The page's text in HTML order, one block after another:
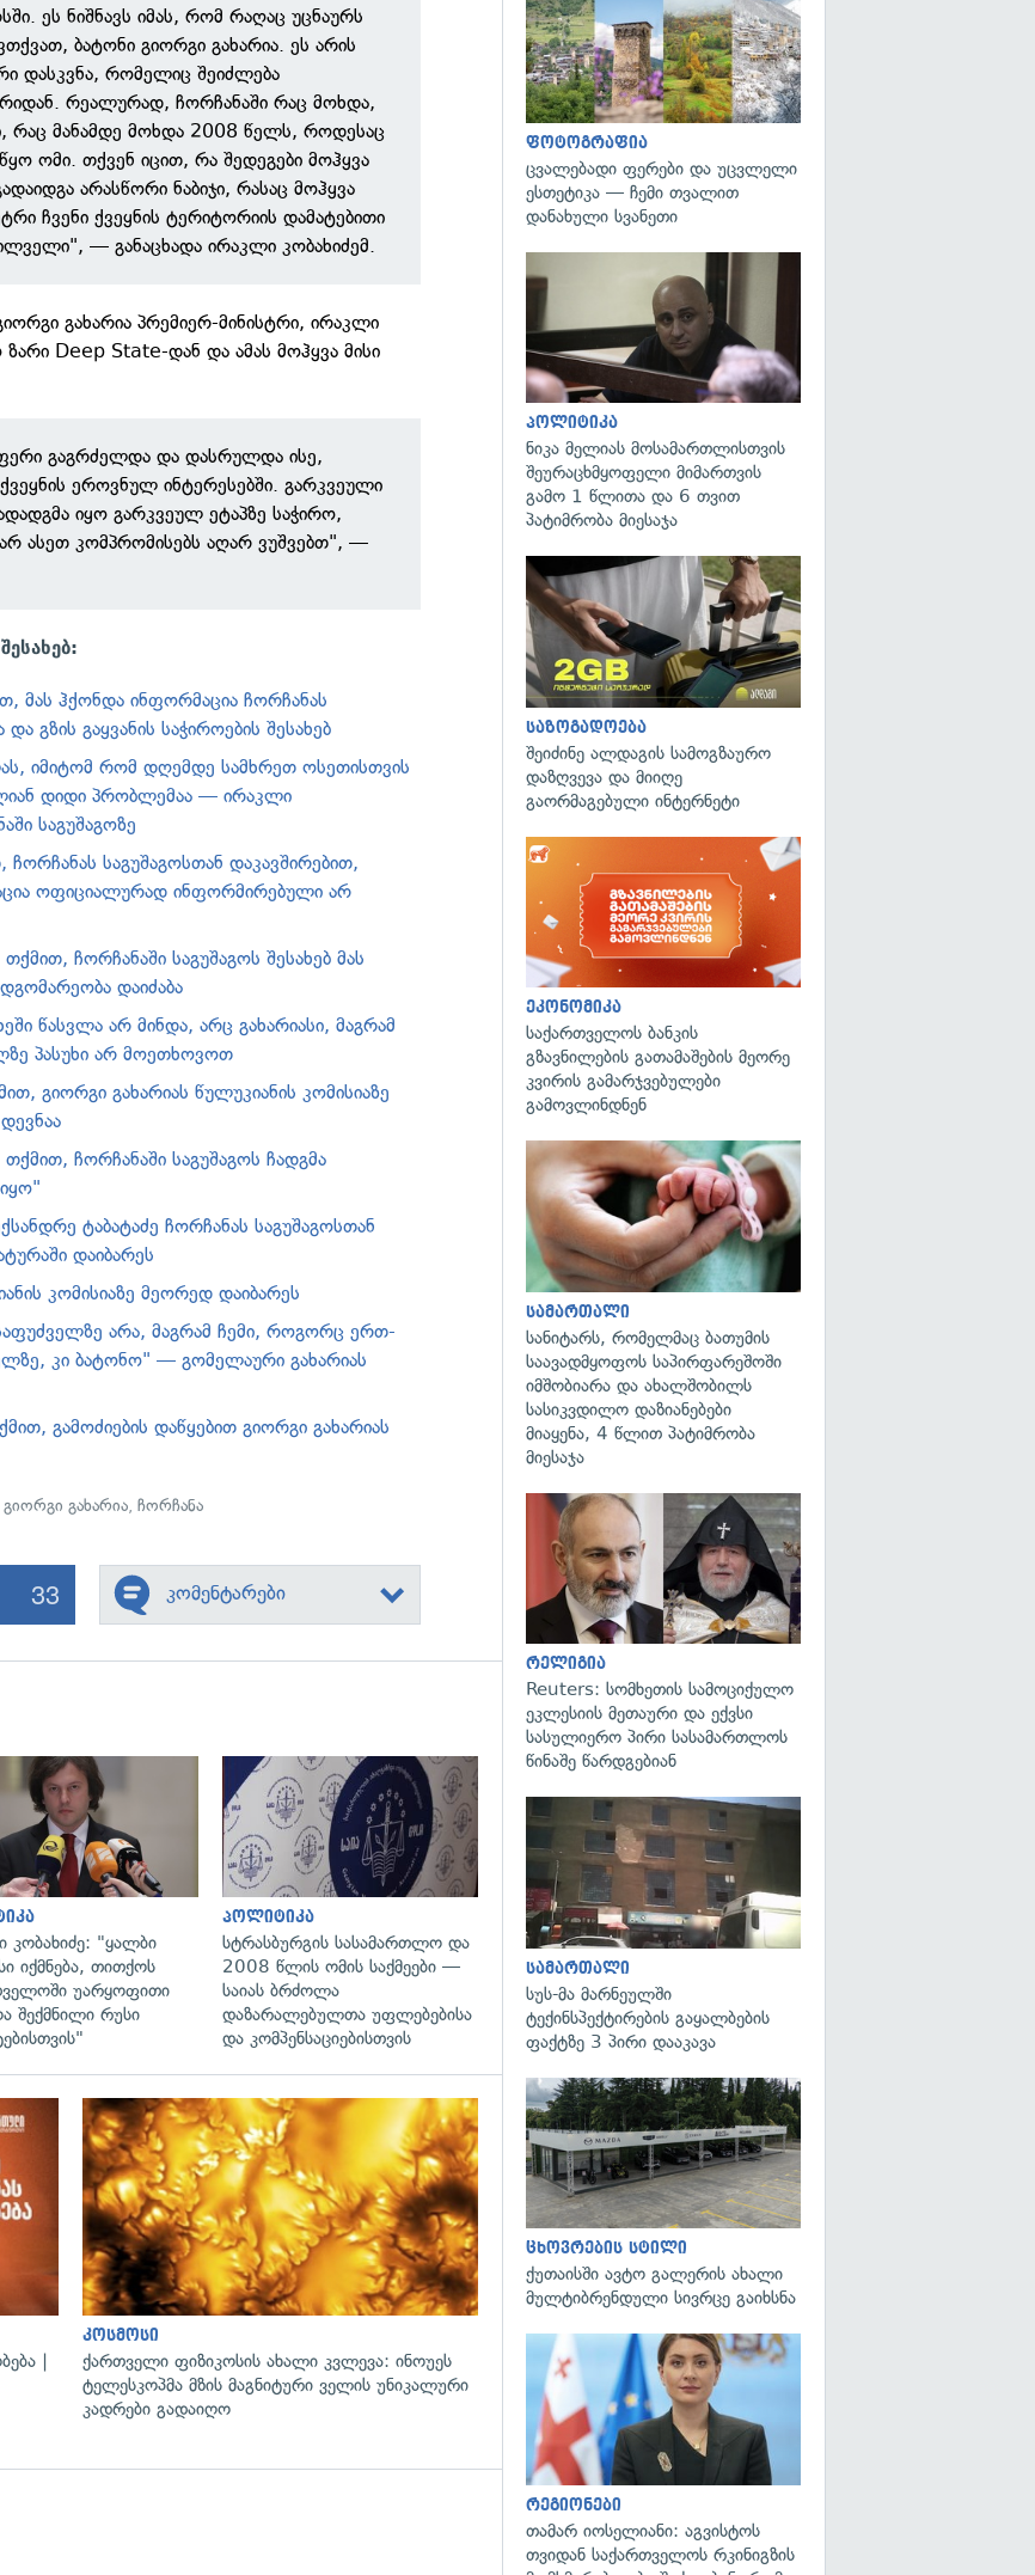
ეს ნიშნავს იმას, რომ რაღაც უცნაურს
ბატონი გიორგი გახარია. ეს არის
დასკვნა, რომელიც შეიძლება
რეალურად, ჩორჩანაში რაც მოხდა,
რაც მანამდე მოხდა 2008 წელს, როდესაც
ომი. თქვენ იცით, რა შედეგები მოჰყვა
არასწორი ნაბიჯი, რასაც მოჰყვა
ჩვენი ქვეყნის ტერიტორიის დამატებითი
— განაცხადა ირაკლი კობახიძემ.
გახარია პრემიერ-მინისტრი, ირაკლი
ზარი Deep State-დან და ამას მოჰყვა მისი
გაგრძელდა და დასრულდა ისე,
ეროვნულ ინტერესებში. გარკვეული
იყო გარკვეულ ეტაპზე საჭირო,
ასეთ კომპრომისებს აღარ ვუშვებთ", —
მას ჰქონდა ინფორმაცია ჩორჩანას
და გზის გაყვანის საჭიროების შესახებ
იმიტომ რომ დღემდე სამხრეთ ოსეთისთვის
დიდი პრობლემაა — ირაკლი
საგუშაგოზე
ჩორჩანას საგუშაგოსთან დაკავშირებით,
ოფიციალურად ინფორმირებული არ
ჩორჩანაში საგუშაგოს შესახებ მას
დაიძაბა
წასვლა არ მინდა, არც გახარიასი, მაგრამ
პასუხი არ მოეთხოვოთ
გიორგი გახარიას წულუკიანის კომისიაზე
ჩორჩანაში საგუშაგოს ჩადგმა
ტაბატაძე ჩორჩანას საგუშაგოსთან
დაიბარეს
კომისიაზე მეორედ დაიბარეს
არა, მაგრამ ჩემი, როგორც ერთ-
კი ბატონო" — გომელაური გახარიას
გამოძიების დაწყებით გიორგი გახარიას
გიორგი გახარია,ჩორჩანა
33 კომენტარები
გადახედვა
კობახიძე: "ყალბი
იქმნება, თითქოს
უარყოფითი
შექმნილი რუსი
პოლიტიკა
სტრასბურგის სასამართლო და
2008 წლის ომის საქმეები —
საიას ბრძოლა
დაზარალებულთა უფლებებისა
და კომპენსაციებისთვის
|
გადახედვა
კოსმოსი
ქართველი ფიზიკოსის ახალი კვლევა: ინოუეს
ტელესკოპმა მზის მაგნიტური ველის უნიკალური
კადრები გადაიღო
ფოტოგრაფია
ცვალებადი ფერები და უცვლელი
ესთეტიკა — ჩემი თვალით
დანახული სვანეთი
პოლიტიკა
ნიკა მელიას მოსამართლისთვის
შეურაცხმყოფელი მიმართვის
გამო 1 წლითა და 6 თვით
პატიმრობა მიესაჯა
საზოგადოება
შეიძინე ალდაგის სამოგზაურო
დაზღვევა და მიიღე
გაორმაგებული ინტერნეტი
ეკონომიკა
საქართველოს ბანკის
გზავნილების გათამაშების მეორე
კვირის გამარჯვებულები
გამოვლინდნენ
სამართალი
სანიტარს, რომელმაც ბათუმის
საავადმყოფოს საპირფარეშოში
იმშობიარა და ახალშობილს
სასიკვდილო დაზიანებები
მიაყენა, 4 წლით პატიმრობა
მიესაჯა
რელიგია
Reuters: სომხეთის სამოციქულო
ეკლესიის მეთაური და ექვსი
სასულიერო პირი სასამართლოს
წინაშე წარდგებიან
სამართალი
სუს-მა მარნეულში
ტექინსპექტირების გაყალბების
ფაქტზე 3 პირი დააკავა
ცხოვრების სტილი
ქუთაისში ავტო გალერის ახალი
მულტიბრენდული სივრცე გაიხსნა
რეგიონები
თამარ იოსელიანი: აგვისტოს
თვიდან საქართველოს რკინიგზის